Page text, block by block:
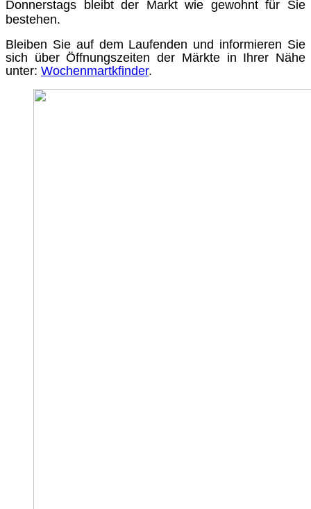
Donnerstags bleibt der Markt wie gewohnt für Sie
bestehen.
Bleiben Sie auf dem Laufenden und informieren Sie
sich über Öffnungszeiten der Märkte in Ihrer Nähe
unter: Wochenmartkfinder.